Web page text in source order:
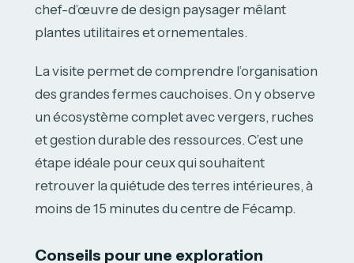
chef-d’œuvre de design paysager mêlant
plantes utilitaires et ornementales.
La visite permet de comprendre l’organisation
des grandes fermes cauchoises. On y observe
un écosystème complet avec vergers, ruches
et gestion durable des ressources. C’est une
étape idéale pour ceux qui souhaitent
retrouver la quiétude des terres intérieures, à
moins de 15 minutes du centre de Fécamp.
Conseils pour une exploration